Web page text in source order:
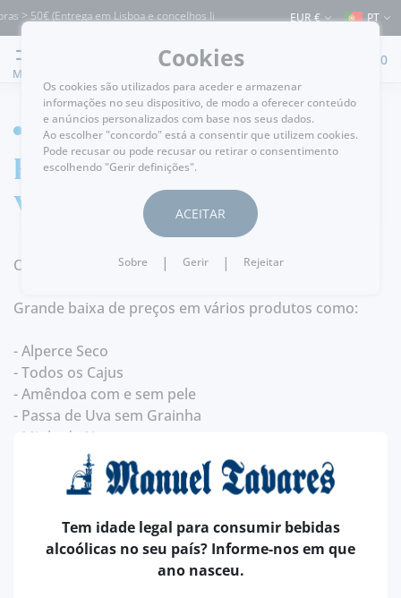
> 50€ (Entrega em Lisboa e concelhos limítrofes) ⚠️ Envios para Portugal e
EUR € PT
MENU
0
HOME
Baixa de preços em
vários produtos!
Outros sobem os preços, nós descemos!
Grande baixa de preços em vários produtos como:
- Alperce Seco
- Todos os Cajus
- Amêndoa com e sem pele
- Passa de Uva sem Grainha
- Miolo de Noz
- Macadamia
- Sultana Escura
- Castanha do Maranhão
- Misturas de Aperitivo
Tem idade legal para consumir bebidas
alcoólicas no seu país? Informe-nos em que
ano nasceu.
Cookies
Os cookies são utilizados para aceder e armazenar
informações no seu dispositivo, de modo a oferecer conteúdo
e anúncios personalizados com base nos seus dados.
Ao escolher "concordo" está a consentir que utilizem cookies.
Pode recusar ou pode recusar ou retirar o consentimento
escolhendo "Gerir definições".
ACEITAR
Sobre | Gerir | Rejeitar